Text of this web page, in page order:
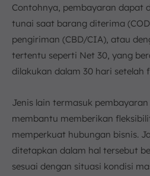
Contohnya, pembayaran dapat
tunai saat barang diterima
pengiriman (CBD/CIA), atau
tertentu seperti Net 30, yang
dilakukan dalam 30 hari
Jenis lain termasuk
membantu memberikan
memperkuat hubungan bisnis.
ditetapkan dalam hal tersebut
sesuai dengan situasi kondisi